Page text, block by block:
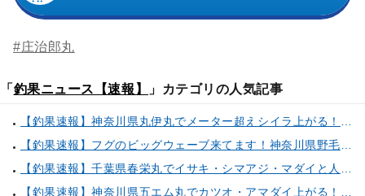
#庄治郎丸
「 釣果ニュース【速報】 」カテゴリの人気記事